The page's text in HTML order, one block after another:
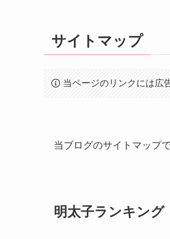
サイトマップ
当ページのリンクには広
当ブログのサイトマップで
明太子ランキング